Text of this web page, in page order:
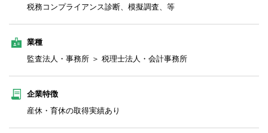
税務コンプライアンス診断、模擬調査、等
業種
監査法人・事務所 ＞ 税理士法人・会計事務所
企業特徴
産休・育休の取得実績あり